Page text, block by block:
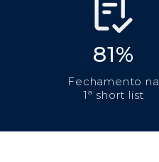
81%
Fechamento na
1ª short list